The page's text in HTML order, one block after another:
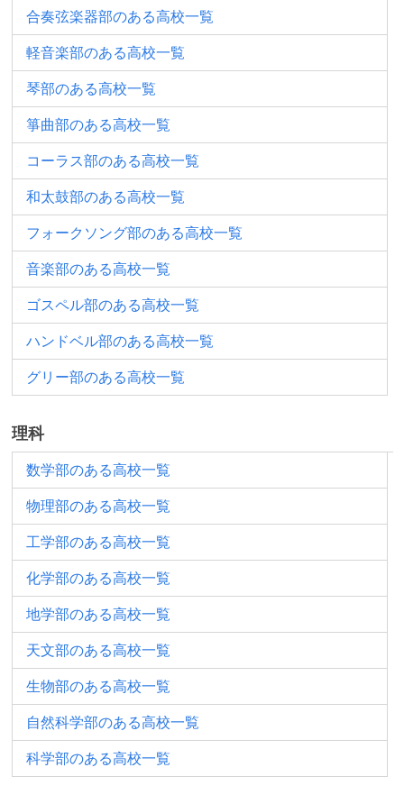
合奏弦楽器部のある高校一覧
軽音楽部のある高校一覧
琴部のある高校一覧
箏曲部のある高校一覧
コーラス部のある高校一覧
和太鼓部のある高校一覧
フォークソング部のある高校一覧
音楽部のある高校一覧
ゴスペル部のある高校一覧
ハンドベル部のある高校一覧
グリー部のある高校一覧
理科
数学部のある高校一覧
物理部のある高校一覧
工学部のある高校一覧
化学部のある高校一覧
地学部のある高校一覧
天文部のある高校一覧
生物部のある高校一覧
自然科学部のある高校一覧
科学部のある高校一覧